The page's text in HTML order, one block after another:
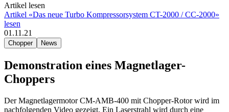
Artikel lesen
Artikel «Das neue Turbo Kompressorsystem CT-2000 / CC-2000»
lesen
01.11.21
Chopper News
Demonstration eines Magnetlager-
Choppers
Der Magnetlagermotor CM-AMB-400 mit Chopper-Rotor wird im
nachfolgenden Video gezeigt. Ein Laserstrahl wird durch eine